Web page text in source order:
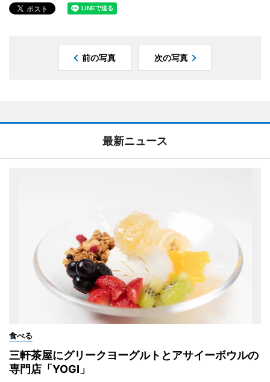
前の写真 次の写真
最新ニュース
食べる
三軒茶屋にグリークヨーグルトとアサイーボウルの
専門店「YOGI」